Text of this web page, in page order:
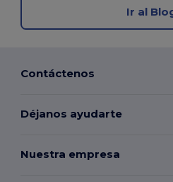
Ir al
Contáctenos
Déjanos ayudarte
Nuestra empresa